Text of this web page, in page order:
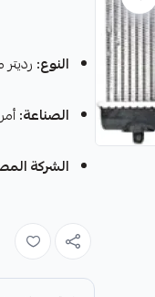
النوع:
الصناعة:
الشركة